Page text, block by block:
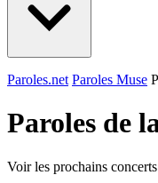
Paroles.net Paroles Muse
Paroles de
Voir les prochains